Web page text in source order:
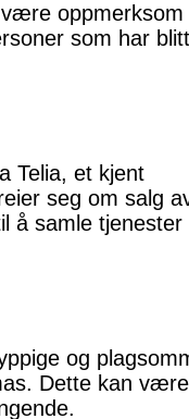
oppmerksom
som har
Telia, et kjent
seg om salg
å samle tjenester
og
Dette kan være